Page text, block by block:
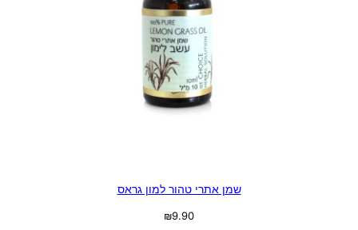
שמן אתרי טהור למון גראס
₪9.90